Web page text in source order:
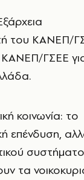
του ΚΑΝΕΠ/
ΚΑΝΕΠ/ΓΣΕΕ
κοινωνία: το
επένδυση,
τα